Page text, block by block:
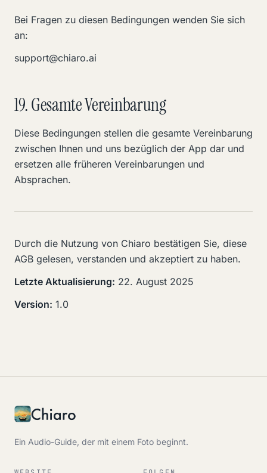
Bei Fragen zu diesen Bedingungen wenden Sie sich
an:
support@chiaro.ai
19. Gesamte Vereinbarung
Diese Bedingungen stellen die gesamte Vereinbarung
zwischen Ihnen und uns bezüglich der App dar und
ersetzen alle früheren Vereinbarungen und
Absprachen.
Durch die Nutzung von Chiaro bestätigen Sie, diese
AGB gelesen, verstanden und akzeptiert zu haben.
Letzte Aktualisierung: 22. August 2025
Version: 1.0
Ein Audio-Guide, der mit einem Foto beginnt.